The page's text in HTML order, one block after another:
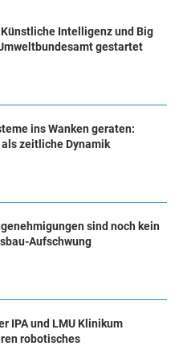
Intelligenz und Big
gestartet
ins Wanken geraten:
zeitliche Dynamik
sind noch kein
Aufschwung
IPA und LMU Klinikum
robotisches